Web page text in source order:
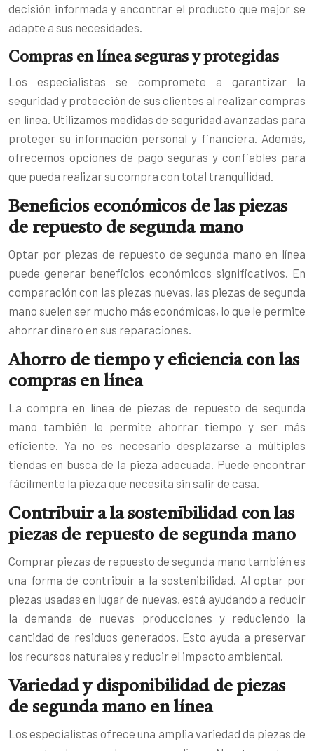
decisión informada y encontrar el producto que mejor se
adapte a sus necesidades.
Compras en línea seguras y protegidas
Los especialistas se compromete a garantizar la
seguridad y protección de sus clientes al realizar compras
en línea. Utilizamos medidas de seguridad avanzadas para
proteger su información personal y financiera. Además,
ofrecemos opciones de pago seguras y confiables para
que pueda realizar su compra con total tranquilidad.
Beneficios económicos de las piezas
de repuesto de segunda mano
Optar por piezas de repuesto de segunda mano en línea
puede generar beneficios económicos significativos. En
comparación con las piezas nuevas, las piezas de segunda
mano suelen ser mucho más económicas, lo que le permite
ahorrar dinero en sus reparaciones.
Ahorro de tiempo y eficiencia con las
compras en línea
La compra en línea de piezas de repuesto de segunda
mano también le permite ahorrar tiempo y ser más
eficiente. Ya no es necesario desplazarse a múltiples
tiendas en busca de la pieza adecuada. Puede encontrar
fácilmente la pieza que necesita sin salir de casa.
Contribuir a la sostenibilidad con las
piezas de repuesto de segunda mano
Comprar piezas de repuesto de segunda mano también es
una forma de contribuir a la sostenibilidad. Al optar por
piezas usadas en lugar de nuevas, está ayudando a reducir
la demanda de nuevas producciones y reduciendo la
cantidad de residuos generados. Esto ayuda a preservar
los recursos naturales y reducir el impacto ambiental.
Variedad y disponibilidad de piezas
de segunda mano en línea
Los especialistas ofrece una amplia variedad de piezas de